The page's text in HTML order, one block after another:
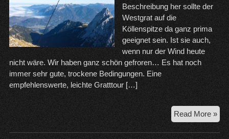
Beschreibung her sollte der
Westgrat auf die
Köllenspitze da ganz prima
geeignet sein. Ist sie auch,
wenn nur der Wind heute
nicht wäre. Wir haben ganz schön gefroren… Es hat noch
immer sehr gute, trockene Bedingungen. Eine
empfehlenswerte, leichte Gratttour […]
Read More »17.
11.